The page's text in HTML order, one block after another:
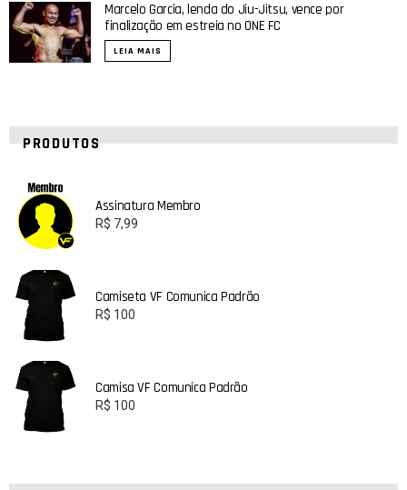
Marcelo Garcia, lenda do Jiu-Jitsu, vence por
finalização em estreia no ONE FC
LEIA MAIS
PRODUTOS
Assinatura Membro
R$ 7,99
Camiseta VF Comunica Padrão
R$ 100
Camisa VF Comunica Padrão
R$ 100